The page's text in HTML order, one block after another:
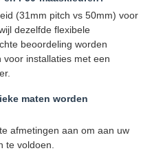
(31mm pitch vs 50mm) voor
dezelfde flexibele
beoordeling worden
installaties met een
maten worden
afmetingen aan om aan uw
te voldoen.